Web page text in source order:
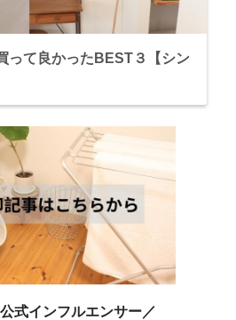
って良かったBEST３【シン
式インフルエンサー／